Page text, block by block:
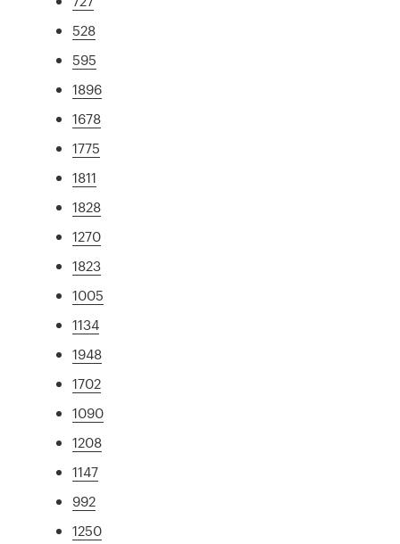
528
595
1896
1678
1775
1811
1828
1270
1823
1005
1134
1948
1702
1090
1208
1147
992
1250